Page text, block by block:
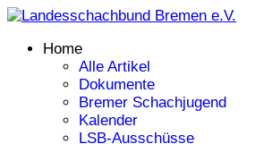
Home
Alle Artikel
Dokumente
Bremer Schachjugend
Kalender
LSB-Ausschüsse